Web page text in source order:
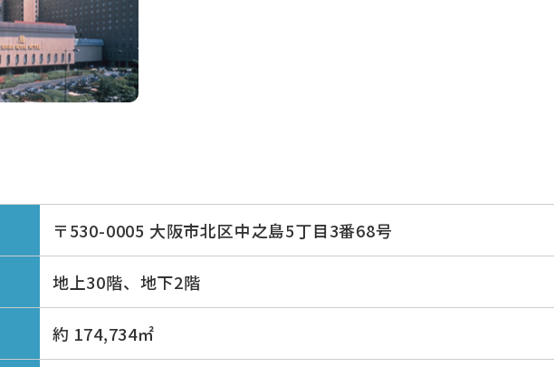
〒530-0005 大阪市北区中之島5丁目3番68号
地上30階、地下2階
約 174,734㎡